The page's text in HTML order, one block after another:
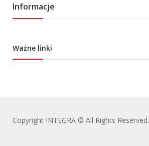
Informacje
Ważne linki
Copyright INTEGRA © All Rights Reserved.